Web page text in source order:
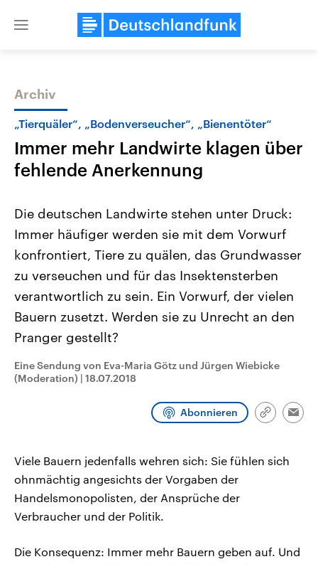
Close
Themen
Landtagswahl Sachsen-Anhalt
2026
Alle Informationen
Sachsen-Anhalt wählt am 6.
September 2026 einen neuen
Landtag. Seit 2021 wird das
Bundesland von einer Koalition aus
Umfragen, Prognosen,
und Hintergründe zu den Parteien
und Kandidaten der anstehenden
Wahl.
USA
Aktuelle Beiträge,
Hintergründe
Wirtschaftlich und
gehören die Vereinigten
den mächtigsten Ländern
mit großem Einfluss auf
Sendungen Programm Podcasts
Archiv
„Tierquäler“, „Bodenverseucher“, „Bienentöter“
Immer mehr Landwirte klagen über
fehlende Anerkennung
Die deutschen Landwirte stehen unter Druck:
Immer häufiger werden sie mit dem Vorwurf
konfrontiert, Tiere zu quälen, das Grundwasser
zu verseuchen und für das Insektensterben
verantwortlich zu sein. Ein Vorwurf, der vielen
Bauern zusetzt. Werden sie zu Unrecht an den
Pranger gestellt?
Eine Sendung von Eva-Maria Götz und Jürgen Wiebicke
(Moderation) | 18.07.2018
Abonnieren
Link
Viele Bauern jedenfalls wehren sich: Sie fühlen sich
ohnmächtig angesichts der Vorgaben der
Handelsmonopolisten, der Ansprüche der
Verbraucher und der Politik.
Die Konsequenz: Immer mehr Bauern geben auf. Und